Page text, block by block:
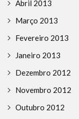
Abril 2013
Março 2013
Fevereiro 2013
Janeiro 2013
Dezembro 2012
Novembro 2012
Outubro 2012